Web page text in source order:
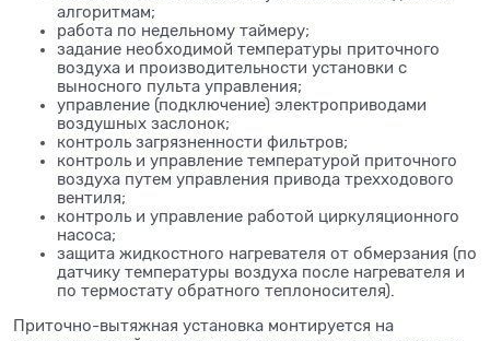
алгоритмам;
работа по недельному таймеру;
задание необходимой температуры приточного
воздуха и производительности установки с
выносного пульта управления;
управление (подключение) электроприводами
воздушных заслонок;
контроль загрязненности фильтров;
контроль и управление температурой приточного
воздуха путем управления привода трехходового
вентиля;
контроль и управление работой циркуляционного
насоса;
защита жидкостного нагревателя от обмерзания (по
датчику температуры воздуха после нагревателя и
по термостату обратного теплоносителя).
Приточно-вытяжная установка монтируется на